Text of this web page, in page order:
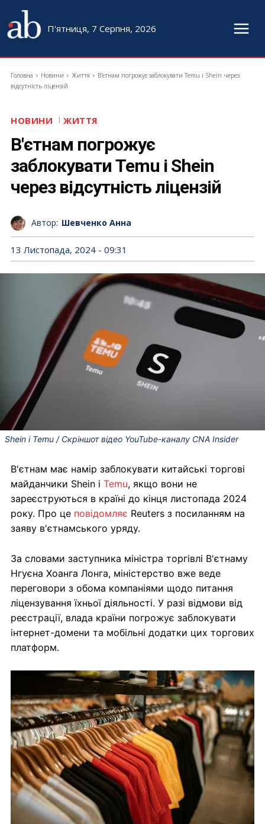
П'ятниця, 7 Серпня, 2026
Головна Новини Життя
В'єтнам погрожує заблокувати Temu і Shein через
відсутність ліцензій
НОВИНИ ЖИТТЯ
В'єтнам погрожує
заблокувати Temu і Shein
через відсутність ліцензій
Автор: Шевченко Анна
13 Листопада, 2024 - 09:31
Shein і Temu / Скріншот відео YouTube-каналу CNA Insider
В'єтнам має намір заблокувати китайські торгові
майданчики Shein і Temu, якщо вони не
зареєструються в країні до кінця листопада 2024
року. Про це повідомляє Reuters з посиланням на
заяву в'єтнамського уряду.
За словами заступника міністра торгівлі В'єтнаму
Нгуєна Хоанга Лонга, міністерство вже веде
переговори з обома компаніями щодо питання
ліцензування їхньої діяльності. У разі відмови від
реєстрації, влада країни погрожує заблокувати
інтернет-домени та мобільні додатки цих торгових
платформ.